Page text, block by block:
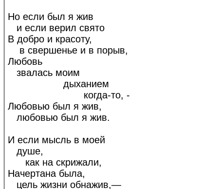
Но если был я жив
и если верил свято
В добро и красоту,
в свершенье и в порыв,
Любовь
звалась моим
дыханием
когда-то, -
Любовью был я жив,
любовью был я жив.
И если мысль в моей
душе,
как на скрижали,
Начертана была,
цель жизни обнажив,—